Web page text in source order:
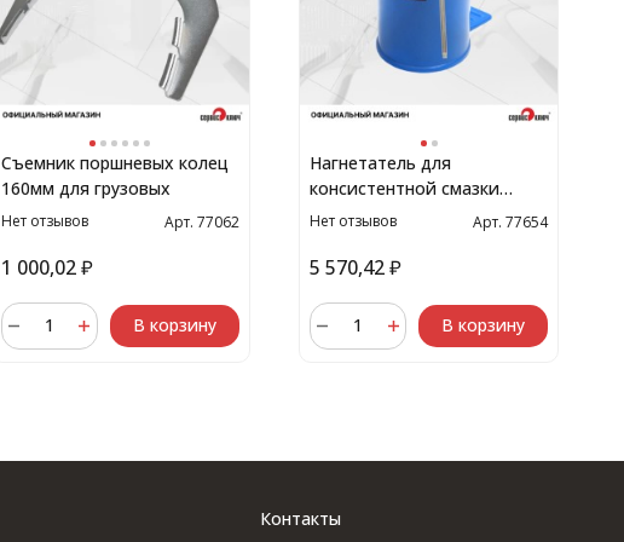
Съемник поршневых колец
160мм для грузовых
Нет отзывов Арт. 77062
1 000,02₽
В корзину
Нагнетатель для
консистентной смазки
большой 16л
Нет отзывов Арт. 77654
5 570,42₽
В корзину
Контакты